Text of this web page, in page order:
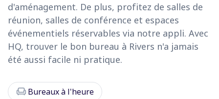
d'aménagement. De plus, profitez de salles de
réunion, salles de conférence et espaces
événementiels réservables via notre appli. Avec
HQ, trouver le bon bureau à Rivers n'a jamais
été aussi facile ni pratique.
chair Bureaux à l'heure